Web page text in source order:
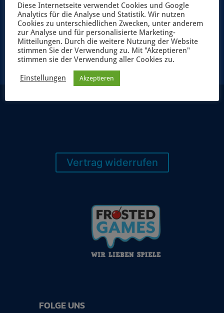
JETZT ANMELDEN
Vertrag widerrufen
FOLGE UNS
Diese Internetseite verwendet Cookies und Google
Analytics für die Analyse und Statistik. Wir nutzen
Cookies zu unterschiedlichen Zwecken, unter anderem
zur Analyse und für personalisierte Marketing-
Mitteilungen. Durch die weitere Nutzung der Website
stimmen Sie der Verwendung zu. Mit "Akzeptieren"
stimmen sie der Verwendung aller Cookies zu.
Einstellungen Akzeptieren